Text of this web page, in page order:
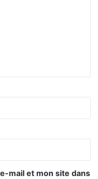
mail et mon site dans